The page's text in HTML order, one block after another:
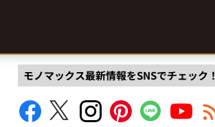
モノマックス最新情報をSNSでチェック！